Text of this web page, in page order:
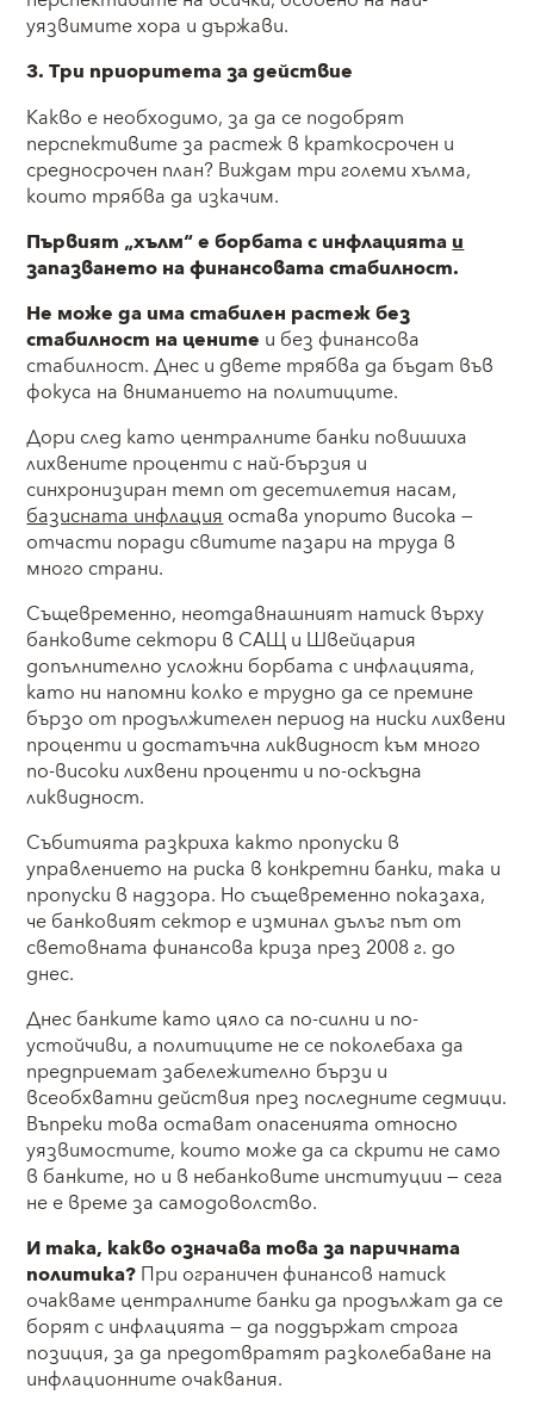
уязвимите хора и държави.
3. Три приоритета за действие
Какво е необходимо, за да се подобрят
перспективите за растеж в краткосрочен и
средносрочен план? Виждам три големи хълма,
които трябва да изкачим.
Първият „хълм“ е борбата с инфлациятаи
запазването на финансовата стабилност.
Не може да има стабилен растеж без
стабилност на цените и без финансова
стабилност. Днес и двете трябва да бъдат във
фокуса на вниманието на политиците.
Дори след като централните банки повишиха
лихвените проценти с най-бързия и
синхронизиран темп от десетилетия насам,
базисната инфлацияостава упорито висока —
отчасти поради свитите пазари на труда в
много страни.
Същевременно, неотдавнашният натиск върху
банковите сектори в САЩ и Швейцария
допълнително усложни борбата с инфлацията,
като ни напомни колко е трудно да се премине
бързо от продължителен период на ниски лихвени
проценти и достатъчна ликвидност към много
по-високи лихвени проценти и по-оскъдна
ликвидност.
Събитията разкриха както пропуски в
управлението на риска в конкретни банки, така и
пропуски в надзора. Но същевременно показаха,
че банковият сектор е изминал дълъг път от
световната финансова криза през 2008 г. до
днес.
Днес банките като цяло са по-силни и по-
устойчиви, а политиците не се поколебаха да
предприемат забележително бързи и
всеобхватни действия през последните седмици.
Въпреки това остават опасенията относно
уязвимостите, които може да са скрити не само
в банките, но и в небанковите институции — сега
не е време за самодоволство.
И така, какво означава това за паричната
политика?При ограничен финансов натиск
очакваме централните банки да продължат да се
борят с инфлацията — да поддържат строга
позиция, за да предотвратят разколебаване на
инфлационните очаквания.